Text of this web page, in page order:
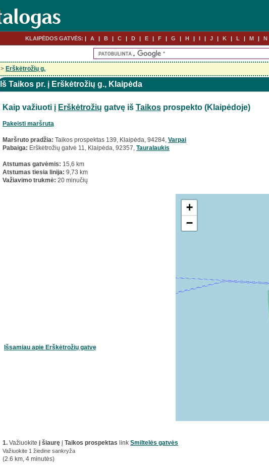
KLAIPĖDOS GATVĖS: A B C D E F G H I J K L M N
> Erškėtrožių g.
Iš Taikos pr. į Erškėtrožių g., Klaipėda
Kaip važiuoti į Erškėtrožių gatvę iš Taikos prospekto (Klaipėdoje)
Pakeisti maršrutą
Maršruto pradžia: Taikos prospektas 139, Klaipėda, 94284, Varpai
Pabaiga: Erškėtrožių gatvė 11, Klaipėda, 92357, Tauralaukis
Atstumas gatvėmis: 15,6 km
Atstumas tiesia linija: 9,73 km
Važiavimo trukmė: 20 minučių
Išsamiau apie Erškėtrožių gatvę
+
−
1. Važiuokite į šiaurę į Taikos prospektas link Smiltelės gatvės
Važiuokite 1 žiedine sankryža
(2.6 km, 4 minutės)